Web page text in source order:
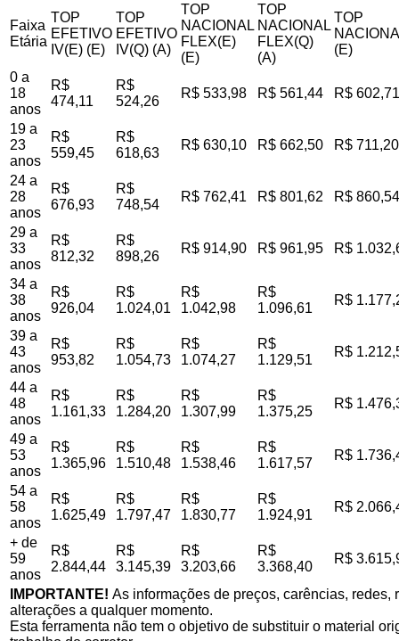
Faixa
Etária
TOP
EFETIVO
IV(E) (E)
TOP
EFETIVO
IV(Q) (A)
TOP
NACIONAL
FLEX(E)
(E)
TOP
NACIONAL
FLEX(Q)
(A)
TOP
(E)
0 a
18
anos
R$
474,11
R$
524,26
R$ 533,98 R$ 561,44 R$ 602,71
19 a
23
anos
R$
559,45
R$
618,63
R$ 630,10 R$ 662,50 R$ 711,20
24 a
28
anos
R$
676,93
R$
748,54
R$ 762,41 R$ 801,62 R$ 860,54
29 a
33
anos
R$
812,32
R$
898,26
R$ 914,90 R$ 961,95 R$
34 a
38
anos
R$
926,04
R$
1.024,01
R$
1.042,98
R$
1.096,61
R$
39 a
43
anos
R$
953,82
R$
1.054,73
R$
1.074,27
R$
1.129,51
R$
44 a
48
anos
R$
1.161,33
R$
1.284,20
R$
1.307,99
R$
1.375,25
R$
49 a
53
anos
R$
1.365,96
R$
1.510,48
R$
1.538,46
R$
1.617,57
R$
54 a
58
anos
R$
1.625,49
R$
1.797,47
R$
1.830,77
R$
1.924,91
R$
+ de
59
anos
R$
2.844,44
R$
3.145,39
R$
3.203,66
R$
3.368,40
R$
IMPORTANTE! As informações de preços, carências,
alterações a qualquer momento.
Esta ferramenta não tem o objetivo de substituir o material